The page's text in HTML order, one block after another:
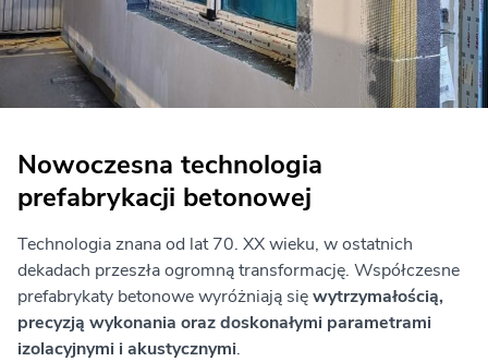
Nowoczesna technologia
prefabrykacji betonowej
Technologia znana od lat 70. XX wieku, w ostatnich
dekadach przeszła ogromną transformację. Współczesne
prefabrykaty betonowe wyróżniają sięwytrzymałością,
precyzją wykonania oraz doskonałymi parametrami
izolacyjnymi i akustycznymi.